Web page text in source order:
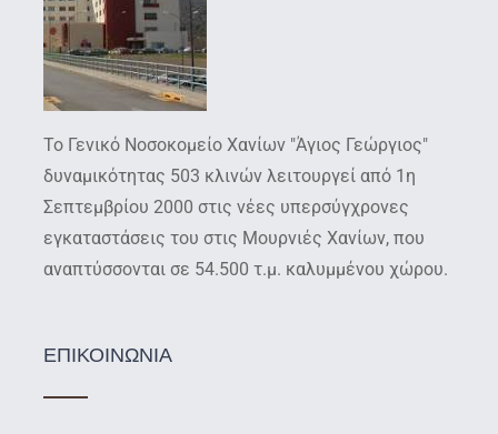
Το Γενικό Νοσοκομείο Χανίων "Άγιος Γεώργιος"
δυναμικότητας 503 κλινών λειτουργεί από 1η
Σεπτεμβρίου 2000 στις νέες υπερσύγχρονες
εγκαταστάσεις του στις Μουρνιές Χανίων, που
αναπτύσσονται σε 54.500 τ.μ. καλυμμένου χώρου.
ΕΠΙΚΟΙΝΩΝΙΑ